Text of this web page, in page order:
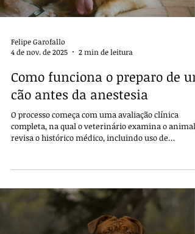
Felipe Garofallo
4 de nov. de 2025
2 min de leitura
Como funciona o preparo de
cão antes da anestesia
O processo começa com uma avaliação clínica
completa, na qual o veterinário examina o animal
revisa o histórico médico, incluindo uso de